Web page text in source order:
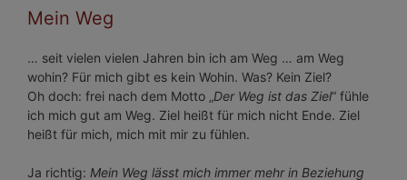
Mein Weg
… seit vielen vielen Jahren bin ich am Weg … am Weg
wohin? Für mich gibt es kein Wohin. Was? Kein Ziel?
Oh doch: frei nach dem Motto „ Der Weg ist das Ziel“ fühle
ich mich gut am Weg. Ziel heißt für mich nicht Ende. Ziel
heißt für mich, mich mit mir zu fühlen.
Ja richtig: Mein Weg lässt mich immer mehr in Beziehung